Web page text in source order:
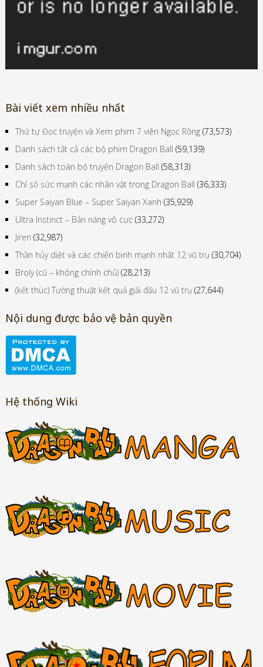
Bài viết xem nhiều nhất
Thứ tự Đọc truyện và Xem phim 7 viên Ngọc Rồng (73,573)
Danh sách tất cả các bộ phim Dragon Ball (59,139)
Danh sách toàn bộ truyện Dragon Ball (58,313)
Chỉ số sức mạnh các nhân vật trong Dragon Ball (36,333)
Super Saiyan Blue – Super Saiyan Xanh (35,929)
Ultra Instinct – Bản năng vô cực (33,272)
Jiren (32,987)
Thần hủy diệt và các chiến binh mạnh nhất 12 vũ trụ (30,704)
Broly (cũ – không chính chủ) (28,213)
(kết thúc) Tường thuật kết quả giải đấu 12 vũ trụ (27,644)
Nội dung được bảo vệ bản quyền
Hệ thống Wiki